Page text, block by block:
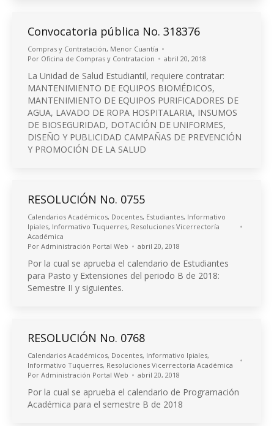
Convocatoria pública No. 318376
Compras y Contratación, Menor Cuantía
Por Oficina de Compras y Contratacion abril 20, 2018
La Unidad de Salud Estudiantil, requiere contratar:
MANTENIMIENTO DE EQUIPOS BIOMÉDICOS,
MANTENIMIENTO DE EQUIPOS PURIFICADORES DE
AGUA, LAVADO DE ROPA HOSPITALARIA, INSUMOS
DE BIOSEGURIDAD, DOTACIÓN DE UNIFORMES,
DISEÑO Y PUBLICIDAD CAMPAÑAS DE PREVENCIÓN
Y PROMOCIÓN DE LA SALUD
RESOLUCIÓN No. 0755
Calendarios Académicos, Docentes, Estudiantes, Informativo
Ipiales, Informativo Tuquerres, Resoluciones Vicerrectoría
Académica
Por Administración Portal Web abril 20, 2018
Por la cual se aprueba el calendario de Estudiantes
para Pasto y Extensiones del periodo B de 2018:
Semestre II y siguientes.
RESOLUCIÓN No. 0768
Calendarios Académicos, Docentes, Informativo Ipiales,
Informativo Tuquerres, Resoluciones Vicerrectoría Académica
Por Administración Portal Web abril 20, 2018
Por la cual se aprueba el calendario de Programación
Académica para el semestre B de 2018